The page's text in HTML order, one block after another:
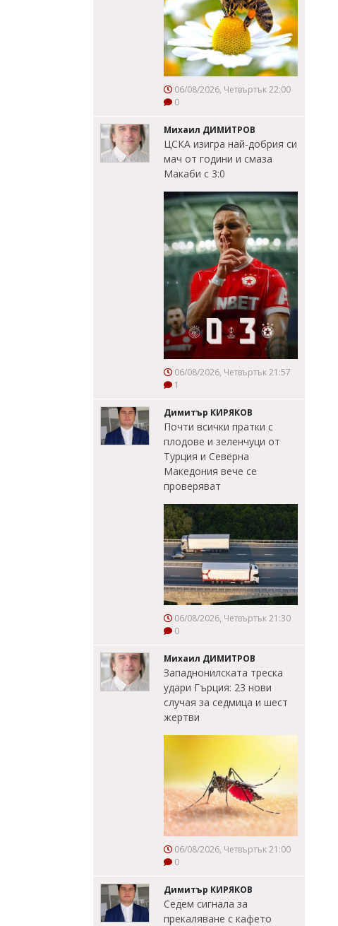
06/08/2026, Четвъртък 22:00
0
Михаил ДИМИТРОВ
ЦСКА изигра най-добрия си
мач от години и смаза
Макаби с 3:0
06/08/2026, Четвъртък 21:57
1
Димитър КИРЯКОВ
Почти всички пратки с
плодове и зеленчуци от
Турция и Северна
Македония вече се
проверяват
06/08/2026, Четвъртък 21:30
0
Михаил ДИМИТРОВ
Западнонилската треска
удари Гърция: 23 нови
случая за седмица и шест
жертви
06/08/2026, Четвъртък 21:00
0
Димитър КИРЯКОВ
Седем сигнала за
прекаляване с кафето